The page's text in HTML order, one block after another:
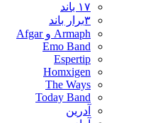
۱۷ باند
۳برار باند
Armaph و Afgar
Emo Band
Espertip
Homxigen
The Ways
Today Band
آدرین